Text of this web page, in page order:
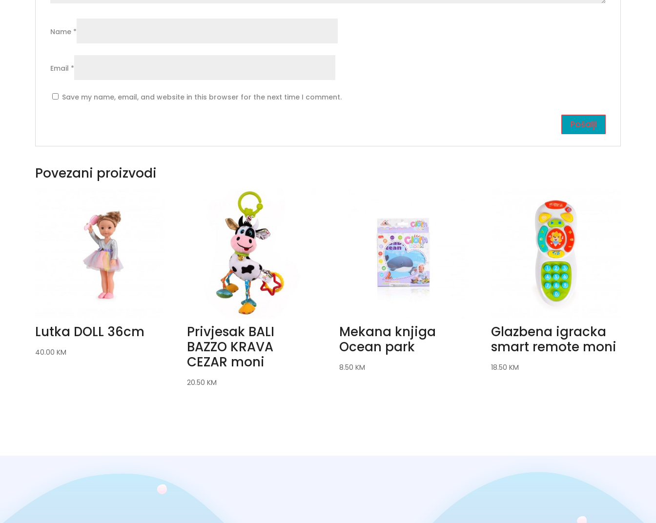
Name *
Email *
Save my name, email, and website in this browser for the next time I comment.
Povezani proizvodi
Lutka DOLL 36cm
40.00 KM
Privjesak BALI
BAZZO KRAVA
CEZAR moni
20.50KM
Mekana knjiga
Ocean park
8.50 KM
Glazbena igracka
smart remote moni
18.50KM